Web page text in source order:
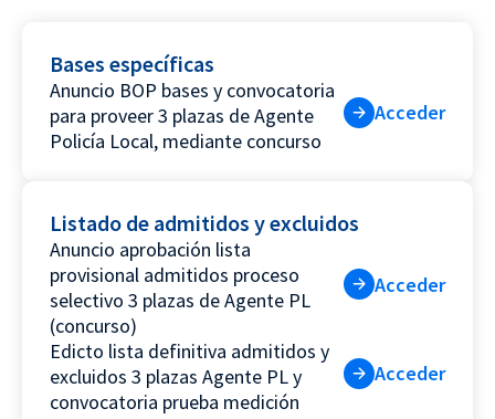
Bases específicas
Anuncio BOP bases y convocatoria
para proveer 3 plazas de Agente
Policía Local, mediante concurso
Acceder
Listado de admitidos y excluidos
Anuncio aprobación lista
provisional admitidos proceso
selectivo 3 plazas de Agente PL
(concurso)
Acceder
Edicto lista definitiva admitidos y
excluidos 3 plazas Agente PL y
convocatoria prueba medición
Acceder